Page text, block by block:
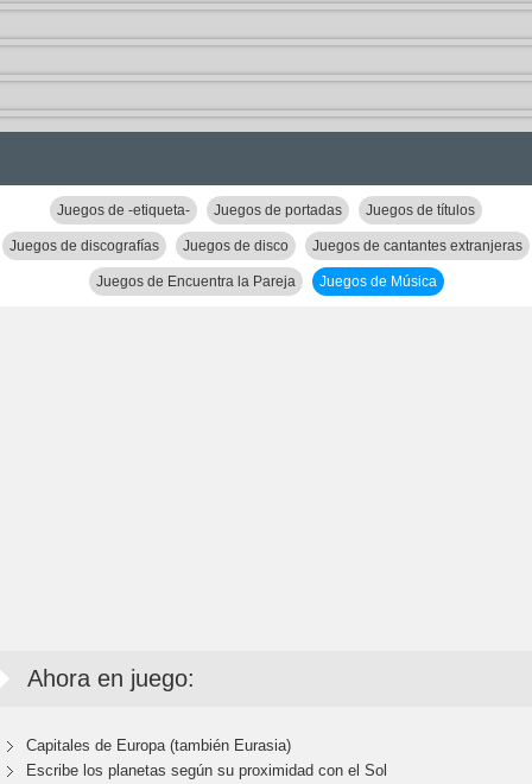
Juegos de -etiqueta- Juegos de portadas Juegos de títulos
Juegos de discografías Juegos de disco Juegos de cantantes extranjeras
Juegos de Encuentra la Pareja Juegos de Música
Ahora en juego:
Capitales de Europa (también Eurasia)
Escribe los planetas según su proximidad con el Sol